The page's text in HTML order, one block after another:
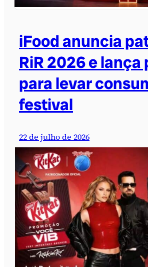
iFood anuncia
RiR 2026 e
para levar
festival
22 de julho de 2026